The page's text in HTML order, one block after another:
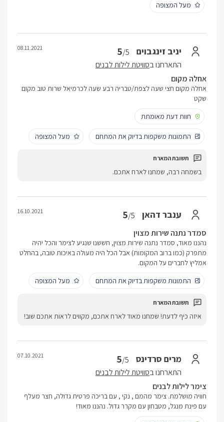
מעל המצופה
יניב זינגבוים 5/5
התארחנו בסוויטת לילות לבנים
08.11.2021
אחלה מקום
אחלה מקום חצי שעה לצפת/טבריה רבע שעה לכרמיאל שרות טוב מקום
שקט
חוות דעת מאומתת
התמונות משקפות בדיוק את המתחם מעל המצופה
בשמחה רבה, שמחנו לארח אתכם.
ענבר דהאן 5/5
16.10.2021
סמדר נתנה שירות מצוין
נהננו מאוד, סמדר נתנה שירות מצוין, חששנו שנגיע לצימר והכל יהיה
מתפרק (כמו ברוב המקומות) אבל הכל היה מעולה באיכות טובה, בהחלט
אמליץ לחברים על המקום.
התמונות משקפות בדיוק את המתחם
מעל המצופה
איזה כיף לדעת! שמחנו מאוד לארח אתכם, מקווים לראות אתכם שוב!
מרים סרדינס 5/5
התארחנו בסוויטת לילות לבנים
07.10.2021
צימר לילות לבנים
חוויה מושלמת. צימר מהמם , נקי , עם בריכה פרטית גדולה, חצר מעלף
עם פינת מנגל, מטבחון עם מקרר גדול. נהננו מאוד!